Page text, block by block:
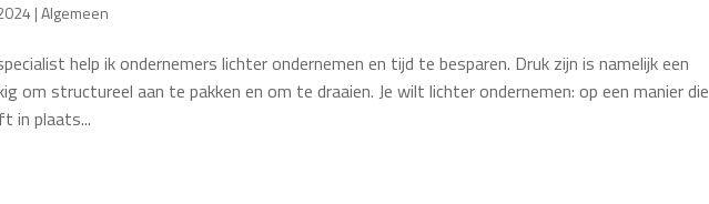
|Algemeen
help ik ondernemers lichter ondernemen en tijd te besparen. Druk zijn is namelijk een
om structureel aan te pakken en om te draaien. Je wilt lichter ondernemen: op een manier die
in plaats...